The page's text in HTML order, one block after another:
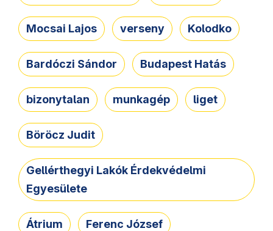
Mocsai Lajos verseny Kolodko
Bardóczi Sándor Budapest Hatás
bizonytalan munkagép liget
Böröcz Judit
Gellérthegyi Lakók Érdekvédelmi
Egyesülete
Átrium Ferenc József